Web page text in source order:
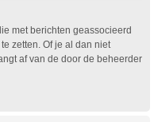
met berichten geassocieerd
zetten. Of je al dan niet
af van de door de beheerder